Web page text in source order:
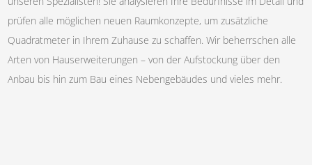
prüfen alle möglichen neuen Raumkonzepte, um zusätzliche
Quadratmeter in Ihrem Zuhause zu schaffen. Wir beherrschen alle
Arten von Hauserweiterungen – von der Aufstockung über den
Anbau bis hin zum Bau eines Nebengebäudes und vieles mehr.